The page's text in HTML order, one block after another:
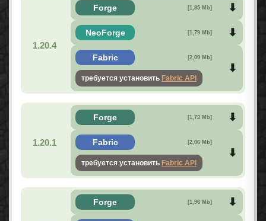
1.20.4
Forge [1,85 Mb]
NeoForge [1,79 Mb]
Fabric [2,09 Mb]
требуется установить Fabric API
1.20.1
Forge [1,73 Mb]
Fabric [2,06 Mb]
требуется установить Fabric API
Forge [1,96 Mb]